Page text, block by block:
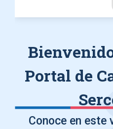
Portal de
Conoce en este